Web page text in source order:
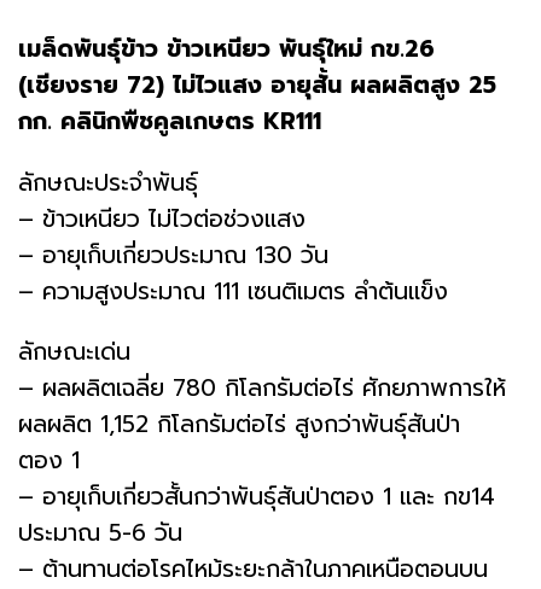
เมล็ดพันธุ์​ข้าว ​ ข้าวเหนียว พันธุ์ใหม่ กข.26
(เชียงราย 72) ไม่ไวแสง อายุสั้น ผลผลิตสูง 25
กก. คลินิกพืชคูลเกษตร KR111
ลักษณะประจำพันธุ์
– ข้าวเหนียว ไม่ไวต่อช่วงแสง
– อายุเก็บเกี่ยวประมาณ 130 วัน
– ความสูงประมาณ 111 เซนติเมตร ลำต้นแข็ง
ลักษณะเด่น
– ผลผลิตเฉลี่ย 780 กิโลกรัมต่อไร่ ศักยภาพการให้
ผลผลิต 1,152 กิโลกรัมต่อไร่ สูงกว่าพันธุ์สันป่า
ตอง 1
– อายุเก็บเกี่ยวสั้นกว่าพันธุ์สันป่าตอง 1 และ กข14
ประมาณ 5-6 วัน
– ต้านทานต่อโรคไหม้ระยะกล้าในภาคเหนือตอนบน